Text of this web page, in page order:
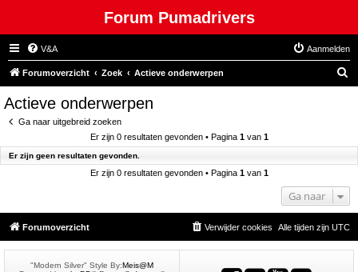
Forum Pumadrivers
V&A Aanmelden
Forumoverzicht Zoek Actieve onderwerpen
Actieve onderwerpen
Ga naar uitgebreid zoeken
Er zijn 0 resultaten gevonden • Pagina 1van 1
Er zijn geen resultaten gevonden.
Er zijn 0 resultaten gevonden • Pagina 1van 1
Ga naar
Forumoverzicht Alle tijden zijn UTC
Verwijder cookies
"Modern Silver" Style By:Meis@M